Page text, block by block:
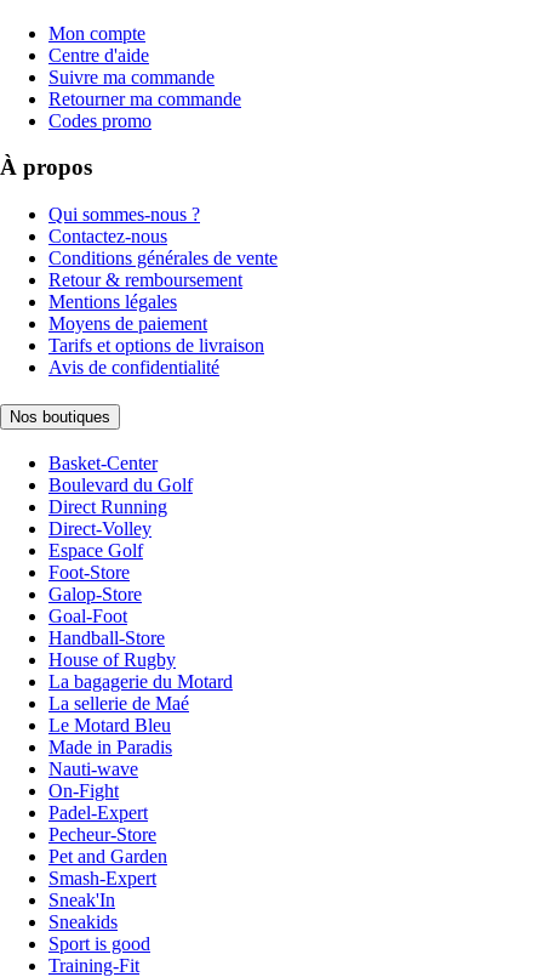
Mon compte
Centre d'aide
Suivre ma commande
Retourner ma commande
Codes promo
À propos
Qui sommes-nous ?
Contactez-nous
Conditions générales de vente
Retour & remboursement
Mentions légales
Moyens de paiement
Tarifs et options de livraison
Avis de confidentialité
Nos boutiques
Basket-Center
Boulevard du Golf
Direct Running
Direct-Volley
Espace Golf
Foot-Store
Galop-Store
Goal-Foot
Handball-Store
House of Rugby
La bagagerie du Motard
La sellerie de Maé
Le Motard Bleu
Made in Paradis
Nauti-wave
On-Fight
Padel-Expert
Pecheur-Store
Pet and Garden
Smash-Expert
Sneak'In
Sneakids
Sport is good
Training-Fit